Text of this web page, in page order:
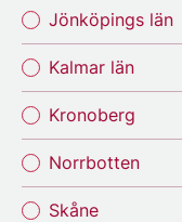
Jönköpings län
Kalmar län
Kronoberg
Norrbotten
Skåne